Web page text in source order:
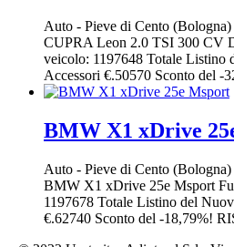
Auto - Pieve di Cento (Bologna)
CUPRA Leon 2.0 TSI 300 CV
veicolo: 1197648 Totale
Accessori €.50570 Sconto del -
BMW X1 xDrive
Auto - Pieve di Cento (Bologna)
BMW X1 xDrive 25e Msport
1197678 Totale Listino del
€.62740 Sconto del -18,79%!